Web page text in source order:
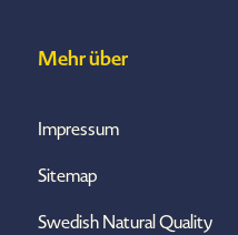
Mehr über
Impressum
Sitemap
Swedish Natural Quality